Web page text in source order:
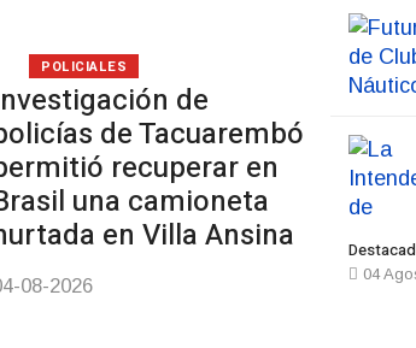
de
de Tacuarembó
recuperar en
una camioneta
en Villa Ansina
08-2026
POLICIALES
04